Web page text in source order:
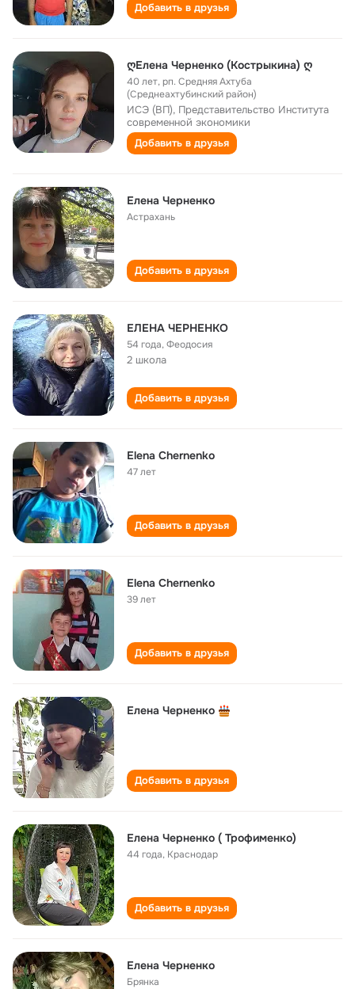
Добавить в друзья
ღЕлена Черненко (Кострыкина) ღ
40 лет,рп. Средняя Ахтуба
(Среднеахтубинский район)
ИСЭ (ВП), Представительство Института
современной экономики
Добавить в друзья
Елена Черненко
Астрахань
Добавить в друзья
ЕЛЕНА ЧЕРНЕНКО
54 года,Феодосия
2 школа
Добавить в друзья
Elena Chernenko
47 лет
Добавить в друзья
Elena Chernenko
39 лет
Добавить в друзья
Елена Черненко
Добавить в друзья
Елена Черненко ( Трофименко)
44 года, Краснодар
Добавить в друзья
Елена Черненко
Брянка